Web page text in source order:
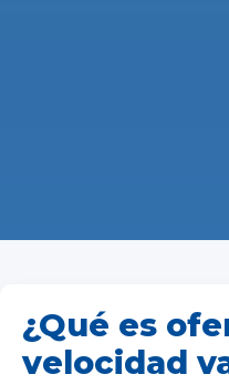
¿Qué es
velocidad